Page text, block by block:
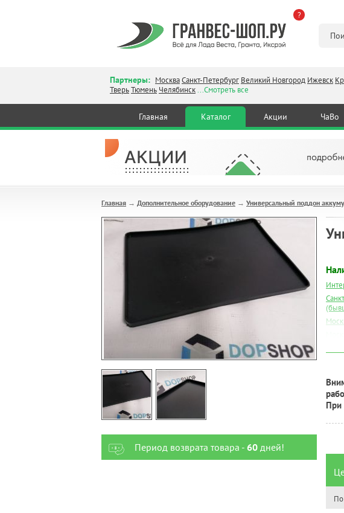
?
Партнеры: МоскваСанкт-Петербург Великий Новгород Ижевск
ТверьТюмень Челябинск...Смотреть все
Главная Каталог Акции ЧаВо
Главная → Дополнительное оборудование → Универсальный поддон
Период возврата товара - 60дней!
Тверь:
При
По